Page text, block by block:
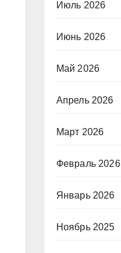
Июль 2026
Июнь 2026
Май 2026
Апрель 2026
Март 2026
Февраль 2026
Январь 2026
Ноябрь 2025